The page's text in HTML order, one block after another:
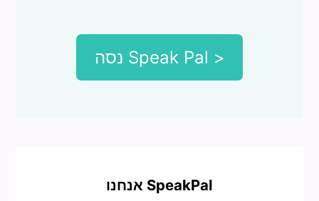
נסה Speak Pal >
אנחנו SpeakPal